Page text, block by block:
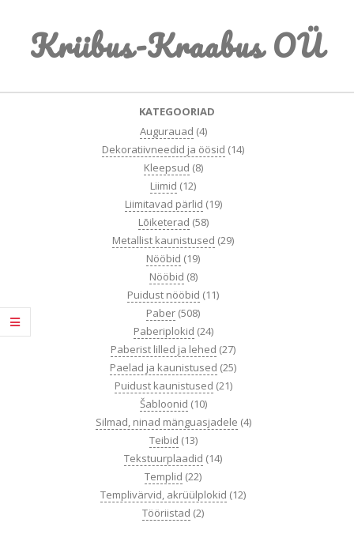
contentKriibus-Kraabus OÜ
KATEGOORIAD
Augurauad (4)
Dekoratiivneedid ja öösid (14)
Kleepsud (8)
Liimid (12)
Liimitavad pärlid (19)
Lõiketerad (58)
Metallist kaunistused (29)
Nööbid (19)
Nööbid (8)
Puidust nööbid (11)
Paber (508)
Paberiplokid (24)
Paberist lilled ja lehed (27)
Paelad ja kaunistused (25)
Puidust kaunistused (21)
Šabloonid (10)
Silmad, ninad mänguasjadele (4)
Teibid (13)
Tekstuurplaadid (14)
Templid (22)
Templivärvid, akrüülplokid (12)
Tööriistad (2)